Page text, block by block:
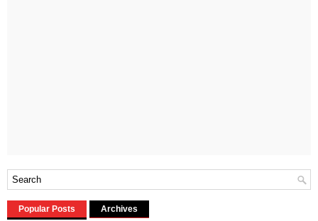
Popular Posts Archives